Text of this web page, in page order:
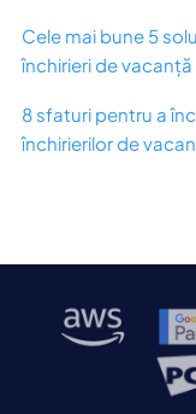
Cele mai bune 5
închirieri de vacanță
8 sfaturi pentru a
închirierilor de